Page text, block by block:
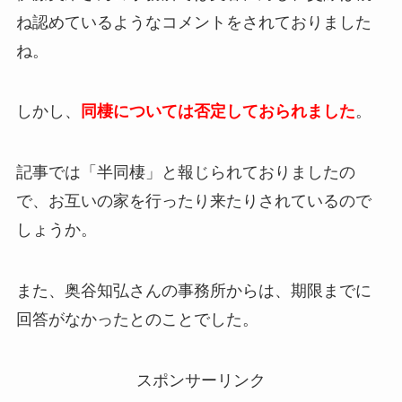
ね認めているようなコメントをされておりました
ね。
しかし、 同棲については否定しておられました。
記事では「半同棲」と報じられておりましたの
で、お互いの家を行ったり来たりされているので
しょうか。
また、奥谷知弘さんの事務所からは、期限までに
回答がなかったとのことでした。
スポンサーリンク